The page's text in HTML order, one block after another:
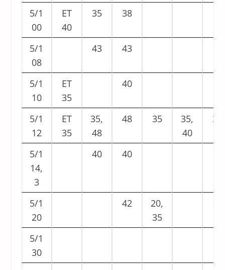
5/1
00
ET
40
35 38
5/1
08
43 43
5/1
10
ET
35
40
5/1
12
ET
35
35,
48
48 35
35,
40
35
5/1
14,
3
40 40
5/1
20
42
20,
35
5/1
30